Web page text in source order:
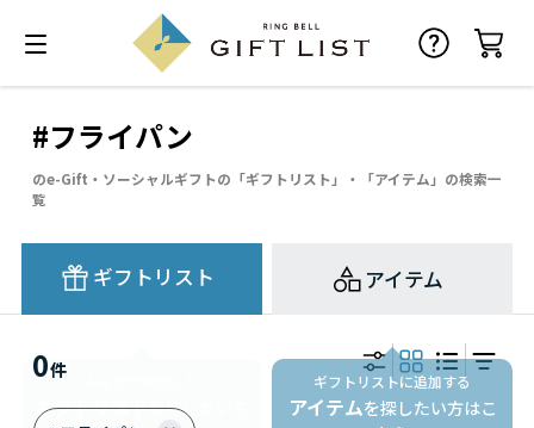
#フライパン
のe-Gift・ソーシャルギフトの「ギフトリスト」・「アイテム」の検索一
覧
ギフトリスト アイテム
ギフトリストに追加する
アイテムを探したい方はこ
0件